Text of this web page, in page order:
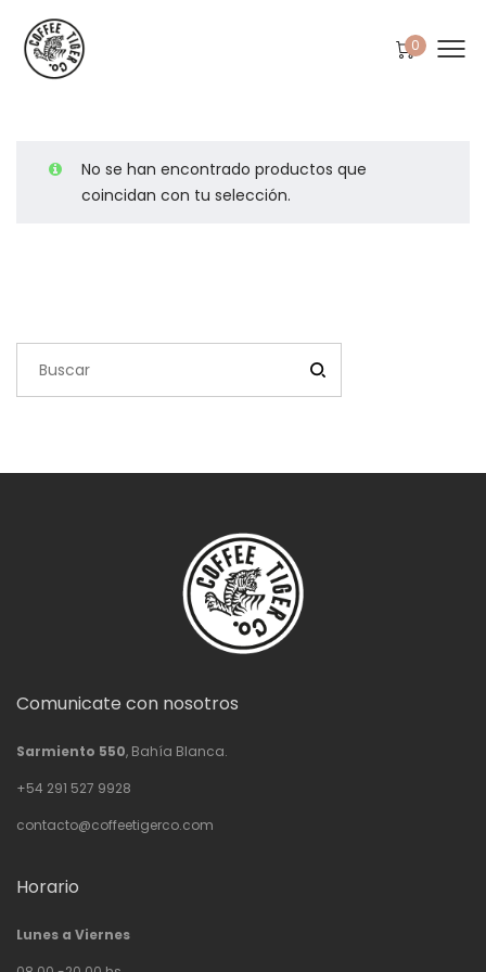
0
No se han encontrado productos que
coincidan con tu selección.
Comunicate con nosotros
Sarmiento 550, Bahía Blanca.
+54 291 527 9928
contacto@coffeetigerco.com
Horario
Lunes a Viernes